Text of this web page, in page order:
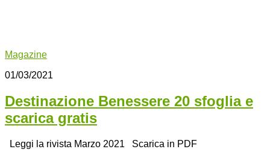
Magazine
01/03/2021
Destinazione Benessere 20 sfoglia e
scarica gratis
Leggi la rivista Marzo 2021 Scarica in PDF